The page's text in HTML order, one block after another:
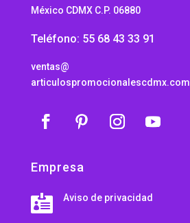
México CDMX C.P. 06880
Teléfono: 55 68 43 33 91
ventas@
articulospromocionalescdmx.com
Empresa
 Aviso de privacidad